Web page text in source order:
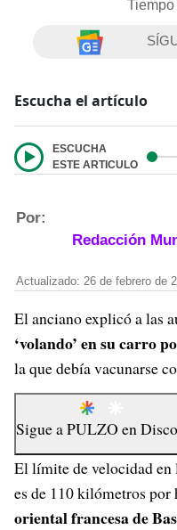
Escucha el artículo
ESCUCHA
ESTE ARTICULO
Por:
Redacción
Actualizado: 26 de febrero de
El anciano explicó a las
‘volando’ en su carro
la que debía vacunarse
Sigue aPULZO en
El límite de velocidad en
es de 110 kilómetros por
oriental francesa de